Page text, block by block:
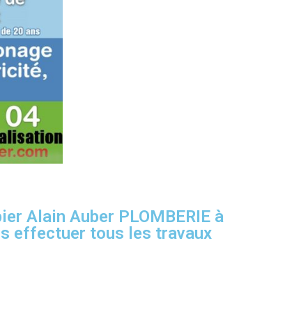
Alain Auber PLOMBERIE à
effectuer tous les travaux